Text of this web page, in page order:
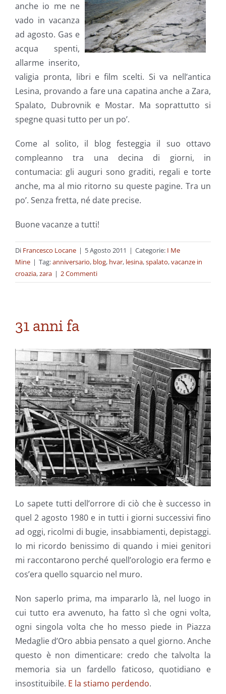
anche io me ne
vado in vacanza
ad agosto. Gas e
acqua spenti,
allarme inserito,
valigia pronta, libri e film scelti. Si va nell’antica
Lesina, provando a fare una capatina anche a Zara,
Spalato, Dubrovnik e Mostar. Ma soprattutto si
spegne quasi tutto per un po’.
Come al solito, il blog festeggia il suo ottavo
compleanno tra una decina di giorni, in
contumacia: gli auguri sono graditi, regali e torte
anche, ma al mio ritorno su queste pagine. Tra un
po’. Senza fretta, né date precise.
Buone vacanze a tutti!
Di Francesco Locane | 5 Agosto 2011 | Categorie: I Me
Mine | Tag:anniversario, blog, hvar, lesina,spalato,vacanze in
croazia,zara | 2 Commenti
31 anni fa
Lo sapete tutti dell’orrore di ciò che è successo in
quel 2 agosto 1980 e in tutti i giorni successivi fino
ad oggi, ricolmi di bugie, insabbiamenti, depistaggi.
Io mi ricordo benissimo di quando i miei genitori
mi raccontarono perché quell’orologio era fermo e
cos’era quello squarcio nel muro.
Non saperlo prima, ma impararlo là, nel luogo in
cui tutto era avvenuto, ha fatto sì che ogni volta,
ogni singola volta che ho messo piede in Piazza
Medaglie d’Oro abbia pensato a quel giorno. Anche
questo è non dimenticare: credo che talvolta la
memoria sia un fardello faticoso, quotidiano e
insostituibile. E la stiamo perdendo.